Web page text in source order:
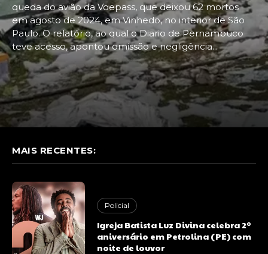
queda do avião da Voepass, que deixou 62 mortos
em agosto de 2024, em Vinhedo, no interior de São
Paulo. O relatório, ao qual o Diario de Pernambuco
teve acesso, apontou omissão e negligência...
MAIS RECENTES:
Policial
Igreja Batista Luz Divina celebra 2º
aniversário em Petrolina (PE) com
noite de louvor